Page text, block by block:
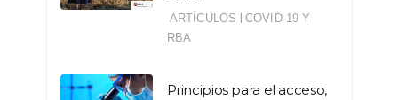
ARTÍCULOS | COVID-19 Y
RBA
Principios para el acceso,